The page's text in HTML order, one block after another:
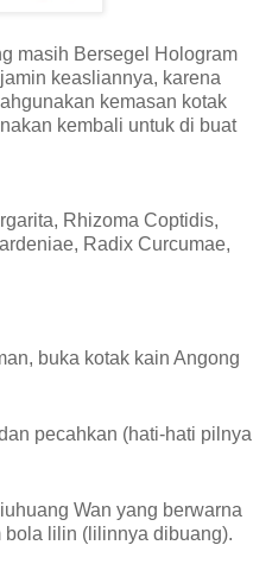
masih Bersegel Hologram
keasliannya, karena
kemasan kotak
kembali untuk di buat
Rhizoma Coptidis,
Radix Curcumae,
buka kotak kain Angong
pecahkan (hati-hati pilnya
Wan yang berwarna
bola lilin (lilinnya dibuang).